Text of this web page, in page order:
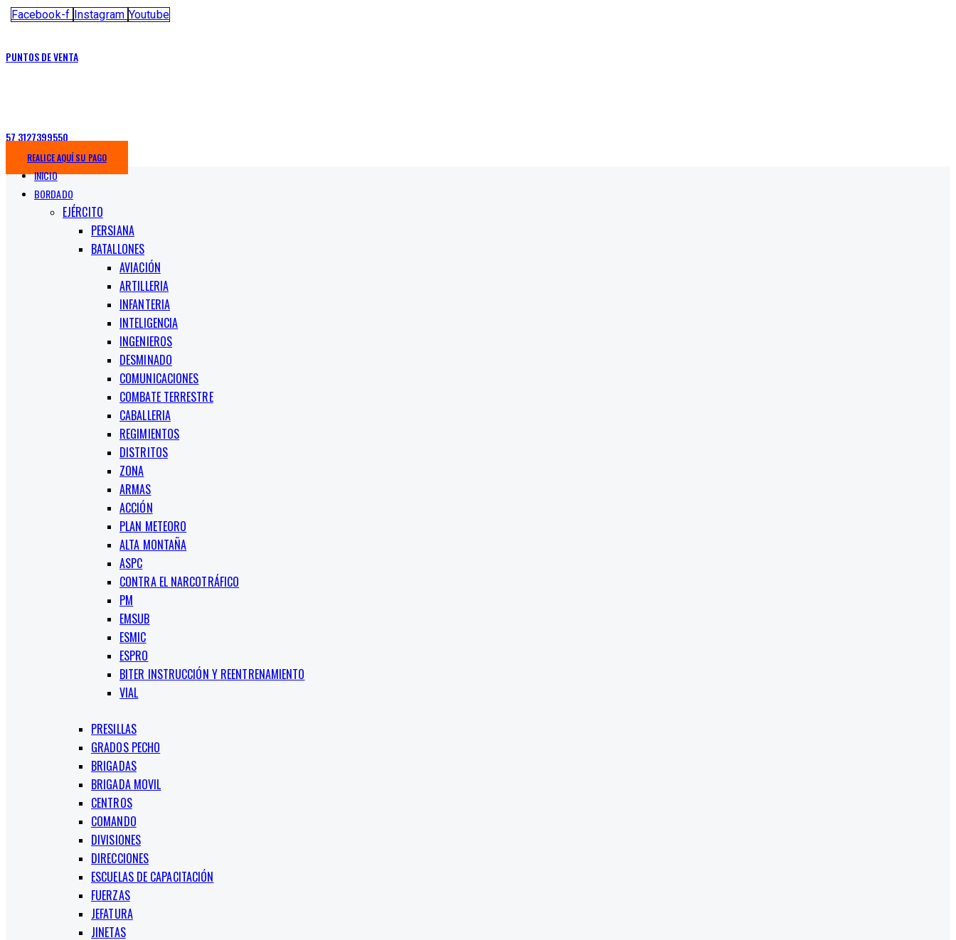
Facebook-f Instagram Youtube
PUNTOS DE VENTA
57 3127399550
REALICE AQUÍ SU PAGO
INICIO
BORDADO
EJÉRCITO
PERSIANA
BATALLONES
AVIACIÓN
ARTILLERIA
INFANTERIA
INTELIGENCIA
INGENIEROS
DESMINADO
COMUNICACIONES
COMBATE TERRESTRE
CABALLERIA
REGIMIENTOS
DISTRITOS
ZONA
ARMAS
ACCIÓN
PLAN METEORO
ALTA MONTAÑA
ASPC
CONTRA EL NARCOTRÁFICO
PM
EMSUB
ESMIC
ESPRO
BITER INSTRUCCIÓN Y REENTRENAMIENTO
VIAL
PRESILLAS
GRADOS PECHO
BRIGADAS
BRIGADA MOVIL
CENTROS
COMANDO
DIVISIONES
DIRECCIONES
ESCUELAS DE CAPACITACIÓN
FUERZAS
JEFATURA
JINETAS